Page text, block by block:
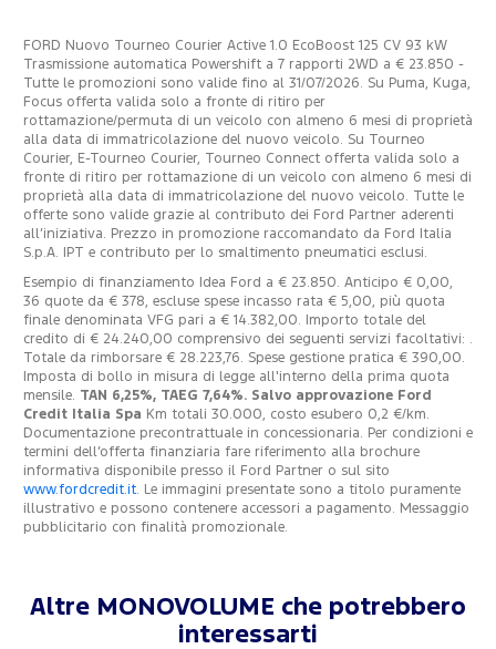
FORD Nuovo Tourneo Courier Active 1.0 EcoBoost 125 CV 93 kW
Trasmissione automatica Powershift a 7 rapporti 2WD a € 23.850 -
Tutte le promozioni sono valide fino al 31/07/2026. Su Puma, Kuga,
Focus offerta valida solo a fronte di ritiro per
rottamazione/permuta di un veicolo con almeno 6 mesi di proprietà
alla data di immatricolazione del nuovo veicolo. Su Tourneo
Courier, E-Tourneo Courier, Tourneo Connect offerta valida solo a
fronte di ritiro per rottamazione di un veicolo con almeno 6 mesi di
proprietà alla data di immatricolazione del nuovo veicolo. Tutte le
offerte sono valide grazie al contributo dei Ford Partner aderenti
all’iniziativa. Prezzo in promozione raccomandato da Ford Italia
S.p.A. IPT e contributo per lo smaltimento pneumatici esclusi.
Esempio di finanziamento Idea Ford a € 23.850. Anticipo € 0,00,
36 quote da € 378, escluse spese incasso rata € 5,00, più quota
finale denominata VFG pari a € 14.382,00. Importo totale del
credito di € 24.240,00 comprensivo dei seguenti servizi facoltativi: .
Totale da rimborsare € 28.223,76. Spese gestione pratica € 390,00.
Imposta di bollo in misura di legge all'interno della prima quota
mensile. TAN 6,25%, TAEG 7,64%. Salvo approvazione Ford
Credit Italia Spa Km totali 30.000, costo esubero 0,2 €/km.
Documentazione precontrattuale in concessionaria. Per condizioni e
termini dell’offerta finanziaria fare riferimento alla brochure
informativa disponibile presso il Ford Partner o sul sito
www.fordcredit.it . Le immagini presentate sono a titolo puramente
illustrativo e possono contenere accessori a pagamento. Messaggio
pubblicitario con finalità promozionale.
Altre MONOVOLUME che potrebbero
interessarti